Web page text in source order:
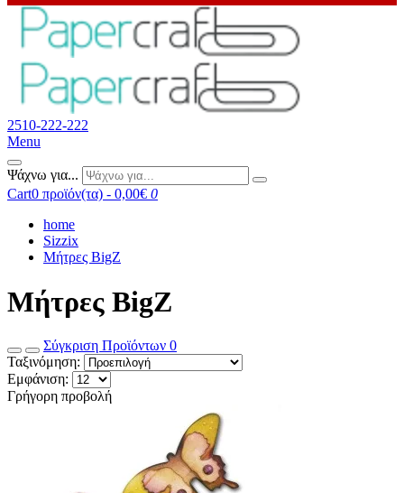
2510-222-222
Menu
Ψάχνω για...
Cart0 προϊόν(τα) - 0,00€ 0
home
Sizzix
Μήτρες BigZ
Μήτρες BigZ
Σύγκριση Προϊόντων 0
Ταξινόμηση:
Εμφάνιση:
Γρήγορη προβολή